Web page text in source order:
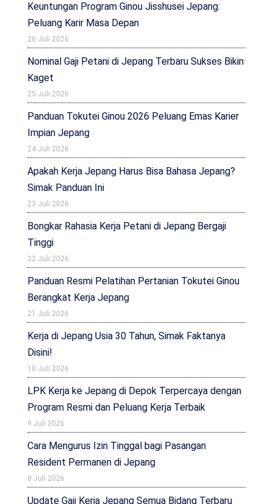
Keuntungan Program Ginou Jisshusei Jepang:
Peluang Karir Masa Depan
26 Juli 2026
Nominal Gaji Petani di Jepang Terbaru Sukses Bikin
Kaget
25 Juli 2026
Panduan Tokutei Ginou 2026 Peluang Emas Karier
Impian Jepang
24 Juli 2026
Apakah Kerja Jepang Harus Bisa Bahasa Jepang?
Simak Panduan Ini
23 Juli 2026
Bongkar Rahasia Kerja Petani di Jepang Bergaji
Tinggi
22 Juli 2026
Panduan Resmi Pelatihan Pertanian Tokutei Ginou
Berangkat Kerja Jepang
21 Juli 2026
Kerja di Jepang Usia 30 Tahun, Simak Faktanya
Disini!
10 Juli 2026
LPK Kerja ke Jepang di Depok Terpercaya dengan
Program Resmi dan Peluang Kerja Terbaik
9 Juli 2026
Cara Mengurus Izin Tinggal bagi Pasangan
Resident Permanen di Jepang
8 Juli 2026
Update Gaji Kerja Jepang Semua Bidang Terbaru